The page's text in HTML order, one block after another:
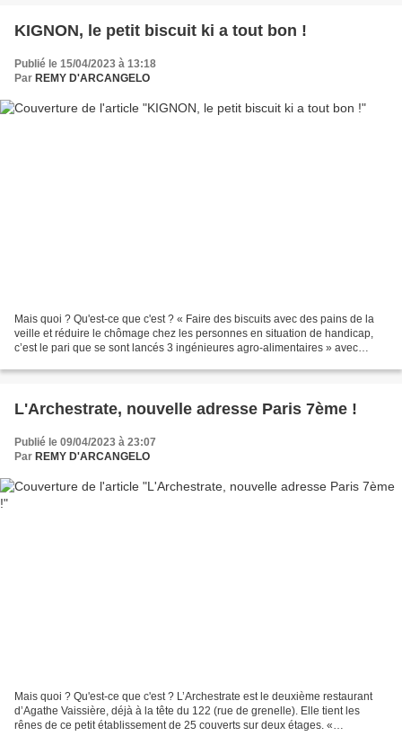
KIGNON, le petit biscuit ki a tout bon !
Publié le 15/04/2023 à 13:18
Par REMY D'ARCANGELO
Mais quoi ? Qu'est-ce que c'est ? « Faire des biscuits avec des pains de la
veille et réduire le chômage chez les personnes en situation de handicap,
c’est le pari que se sont lancés 3 ingénieures agro-alimentaires » avec
L'Archestrate, nouvelle adresse Paris 7ème !
Publié le 09/04/2023 à 23:07
Par REMY D'ARCANGELO
Mais quoi ? Qu'est-ce que c'est ? L’Archestrate est le deuxième restaurant
d’Agathe Vaissière, déjà à la tête du 122 (rue de grenelle). Elle tient les
rênes de ce petit établissement de 25 couverts sur deux étages. «